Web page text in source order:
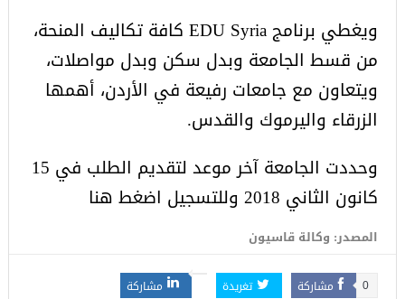
ويغطي برنامج EDU Syria كافة تكاليف المنحة،
من قسط الجامعة وبدل سكن وبدل مواصلات،
ويتعاون مع جامعات رفيعة في الأردن، أهمها
الزرقاء واليرموك والقدس.
وحددت الجامعة آخر موعد لتقديم الطلب في 15
كانون الثاني 2018 وللتسجيل
اضغط هنا
المصدر: وكالة قاسيون
مشاركة 0 تغريدة
مشاركة